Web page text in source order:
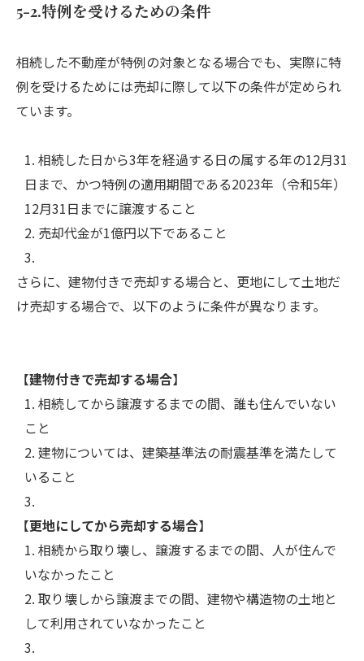
5-2.特例を受けるための条件
相続した不動産が特例の対象となる場合でも、実際に特
例を受けるためには売却に際して以下の条件が定められ
ています。
相続した日から3年を経過する日の属する年の12月31
日まで、かつ特例の適用期間である2023年（令和5年）
12月31日までに譲渡すること
売却代金が1億円以下であること
さらに、建物付きで売却する場合と、更地にして土地だ
け売却する場合で、以下のように条件が異なります。
【建物付きで売却する場合】
相続してから譲渡するまでの間、誰も住んでいない
こと
建物については、建築基準法の耐震基準を満たして
いること
【更地にしてから売却する場合】
相続から取り壊し、譲渡するまでの間、人が住んで
いなかったこと
取り壊しから譲渡までの間、建物や構造物の土地と
して利用されていなかったこと